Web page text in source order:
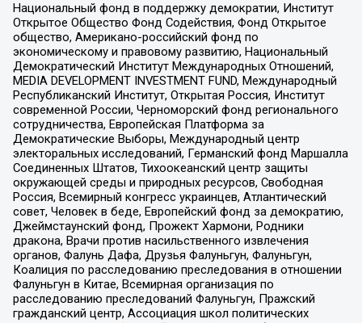
Национальный фонд в поддержку демократии, Институт
Открытое Общество Фонд Содействия, Фонд Открытое
общество, Американо-российский фонд по
экономическому и правовому развитию, Национальный
Демократический Институт Международных Отношений,
MEDIA DEVELOPMENT INVESTMENT FUND, Международный
Республиканский Институт, Открытая Россия, Институт
современной России, Черноморский фонд регионального
сотрудничества, Европейская Платформа за
Демократические Выборы, Международный центр
электоральных исследований, Германский фонд Маршалла
Соединенных Штатов, Тихоокеанский центр защиты
окружающей среды и природных ресурсов, Свободная
Россия, Всемирный конгресс украинцев, Атлантический
совет, Человек в беде, Европейский фонд за демократию,
Джеймстаунский фонд, Прожект Хармони, Родники
дракона, Врачи против насильственного извлечения
органов, Фалунь Дафа, Друзья Фалуньгун, Фалуньгун,
Коалиция по расследованию преследования в отношении
Фалуньгун в Китае, Всемирная организация по
расследованию преследований Фалуньгун, Пражский
гражданский центр, Ассоциация школ политических